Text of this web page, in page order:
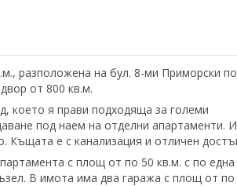
разположена на бул. 8-ми Приморски
от 800 кв.м.
което я прави подходяща за големи
под наем на отделни апартаменти.
Къщата е с канализация и отличен
с площ от по 50 кв.м. с по една
В имота има два гаража с площ от по